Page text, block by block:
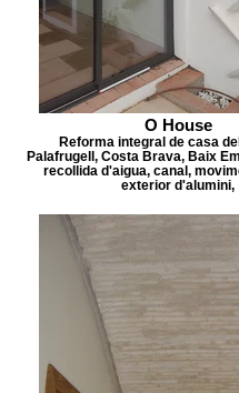
O House
Reforma integral de casa
Palafrugell, Costa Brava, Baix
recollida d'aigua, canal,
exterior d'alumini,